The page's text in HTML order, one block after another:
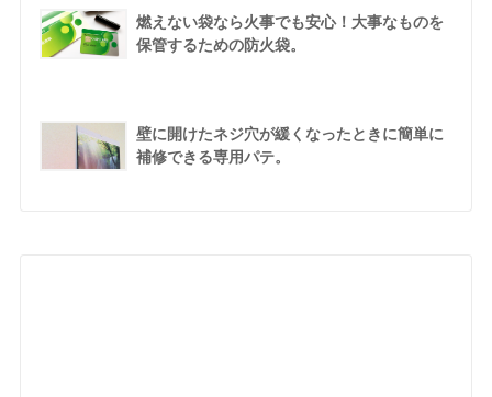
燃えない袋なら火事でも安心！大事なものを
保管するための防火袋。
壁に開けたネジ穴が緩くなったときに簡単に
補修できる専用パテ。